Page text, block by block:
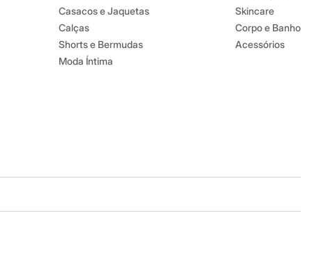
Casacos e Jaquetas
Calças
Shorts e Bermudas
Moda Íntima
Skincare
Corpo e Banho
Acessórios